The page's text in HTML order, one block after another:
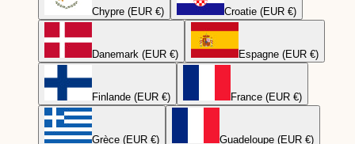
Chypre (EUR €) Croatie (EUR €)
Danemark (EUR €) Espagne (EUR €)
Finlande (EUR €) France (EUR €)
Grèce (EUR €) Guadeloupe (EUR €)